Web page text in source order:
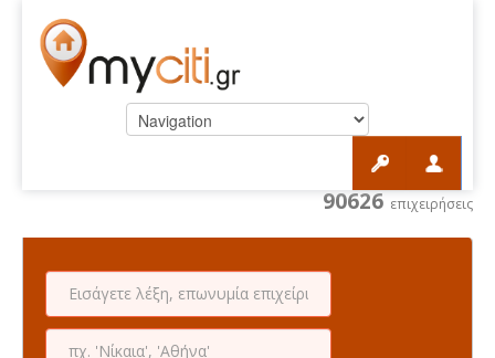
90626 επιχειρήσεις